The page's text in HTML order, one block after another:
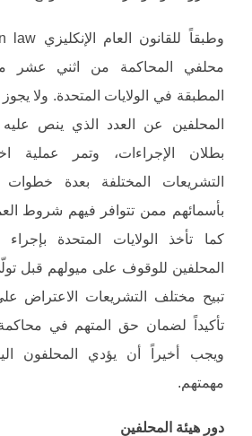
محلفي المحاكمة من اثني عشر
المطبقة في الولايات المتحدة. ولا
المحلفين عن العدد الذي ينص
بطلان الإجراءات، وتمر عملية
التشريعات المختلفة بعدة خطوات
بأسمائهم ممن تتوافر فيهم شروط
كما تأخذ الولايات المتحدة
المحلفين للوقوف على ميولهم قبل
تبيح مختلف التشريعات الاعتراض
تأكيداً لضمان حق المتهم في
ويجب أخيراً أن يؤدي المحلفون
مهمتهم.
دور هيئة المحلفين